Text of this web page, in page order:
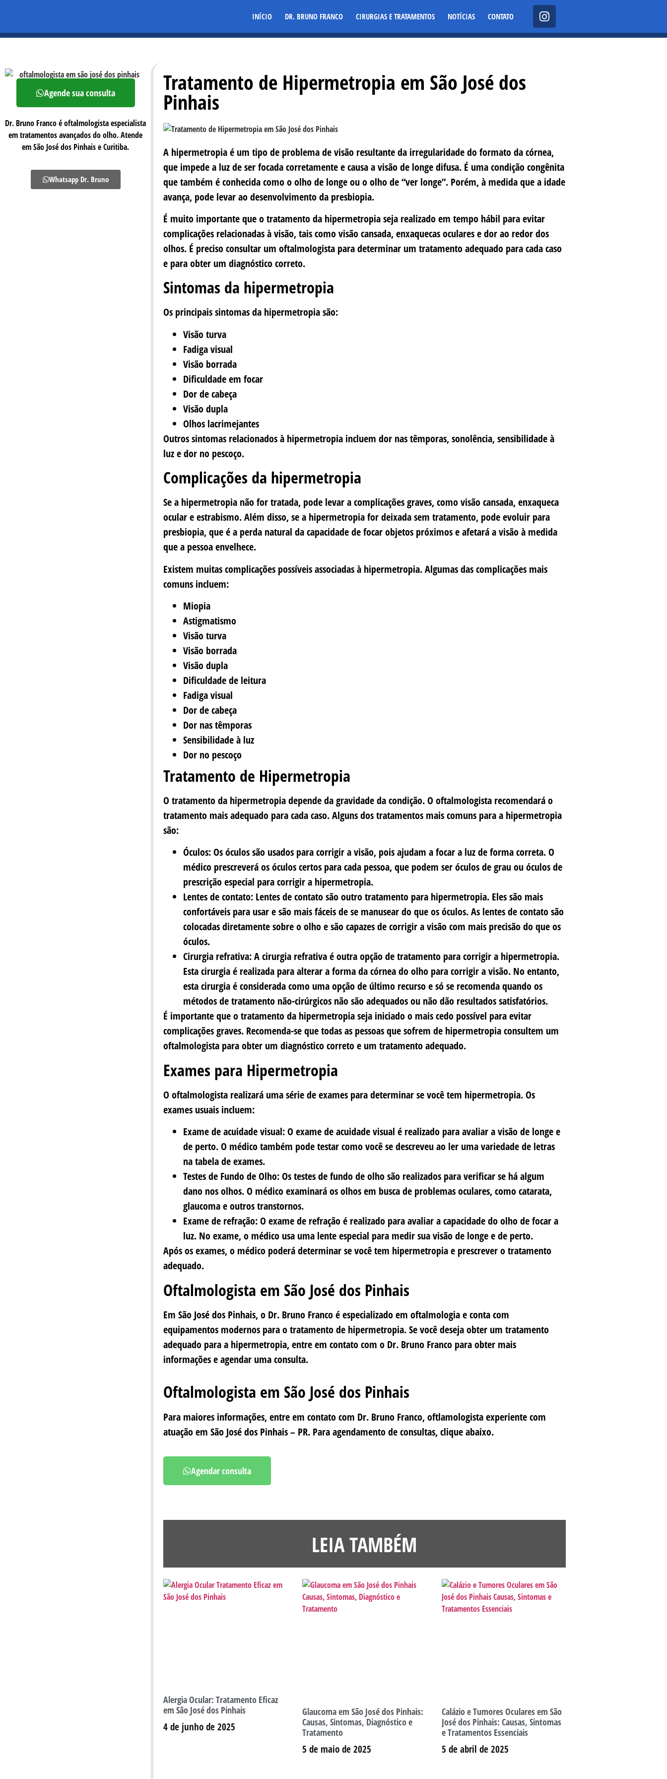
INÍCIO DR. BRUNO FRANCO CIRURGIAS E TRATAMENTOS NOTÍCIAS CONTATO
Agende sua consulta
Dr. Bruno Franco é oftalmologista especialista
em tratamentos avançados do olho. Atende
em São José dos Pinhais e Curitiba.
Whatsapp Dr. Bruno
Tratamento de Hipermetropia em São José dos
Pinhais
A hipermetropiaé um tipo de problema de visão resultante da irregularidade do formato da córnea,
que impede a luz de ser focada corretamente e causa a visão de longe difusa. É uma condição congênita
que também é conhecida como o olho de longe ou o olho de “ver longe”. Porém, à medida que a idade
avança, pode levar ao desenvolvimento da presbiopia.
É muito importante que o tratamento da hipermetropia seja realizado em tempo hábil para evitar
complicações relacionadas à visão, tais como visão cansada, enxaquecas oculares e dor ao redor dos
olhos. É preciso consultar um oftalmologista para determinar um tratamento adequado para cada caso
e para obter um diagnóstico correto.
Sintomas da hipermetropia
Os principais sintomas da hipermetropia são:
Visão turva
Fadiga visual
Visão borrada
Dificuldade em focar
Dor de cabeça
Visão dupla
Olhos lacrimejantes
Outros sintomas relacionados à hipermetropia incluem dor nas têmporas, sonolência, sensibilidade à
luz e dor no pescoço.
Complicações da hipermetropia
Se a hipermetropia não for tratada, pode levar a complicações graves, como visão cansada, enxaqueca
ocular e estrabismo. Além disso, se a hipermetropia for deixada sem tratamento, pode evoluir para
presbiopia, que é a perda natural da capacidade de focar objetos próximos e afetará a visão à medida
que a pessoa envelhece.
Existem muitas complicações possíveis associadas à hipermetropia. Algumas das complicações mais
comuns incluem:
Miopia
Astigmatismo
Visão turva
Visão borrada
Visão dupla
Dificuldade de leitura
Fadiga visual
Dor de cabeça
Dor nas têmporas
Sensibilidade à luz
Dor no pescoço
Tratamento de Hipermetropia
O tratamento da hipermetropia depende da gravidade da condição. O oftalmologista recomendará o
tratamento mais adequado para cada caso. Alguns dos tratamentos mais comuns para a hipermetropia
são:
Óculos: Os óculos são usados para corrigir a visão, pois ajudam a focar a luz de forma correta. O
médico prescreverá os óculos certos para cada pessoa, que podem ser óculos de grau ou óculos de
prescrição especial para corrigir a hipermetropia.
Lentes de contato: Lentes de contato são outro tratamento para hipermetropia. Eles são mais
confortáveis para usar e são mais fáceis de se manusear do que os óculos. As lentes de contato são
colocadas diretamente sobre o olho e são capazes de corrigir a visão com mais precisão do que os
óculos.
Cirurgia refrativa: A cirurgia refrativa é outra opção de tratamento para corrigir a hipermetropia.
Esta cirurgia é realizada para alterar a forma da córnea do olho para corrigir a visão. No entanto,
esta cirurgia é considerada como uma opção de último recurso e só se recomenda quando os
métodos de tratamento não-cirúrgicos não são adequados ou não dão resultados satisfatórios.
É importante que o tratamento da hipermetropia seja iniciado o mais cedo possível para evitar
complicações graves. Recomenda-se que todas as pessoas que sofrem de hipermetropia consultem um
oftalmologista para obter um diagnóstico correto e um tratamento adequado.
Exames para Hipermetropia
O oftalmologista realizará uma série de exames para determinar se você tem hipermetropia. Os
exames usuais incluem:
Exame de acuidade visual: O exame de acuidade visual é realizado para avaliar a visão de longe e
de perto. O médico também pode testar como você se descreveu ao ler uma variedade de letras
na tabela de exames.
Testes de Fundo de Olho: Os testes de fundo de olho são realizados para verificar se há algum
dano nos olhos. O médico examinará os olhos em busca de problemas oculares, como catarata,
glaucoma e outros transtornos.
Exame de refração: O exame de refração é realizado para avaliar a capacidade do olho de focar a
luz. No exame, o médico usa uma lente especial para medir sua visão de longe e de perto.
Após os exames, o médico poderá determinar se você tem hipermetropia e prescrever o tratamento
adequado.
Oftalmologista em São José dos Pinhais
Em São José dos Pinhais, o Dr. Bruno Franco é especializado em oftalmologia e conta com
equipamentos modernos para o tratamento de hipermetropia. Se você deseja obter um tratamento
adequado para a hipermetropia, entre em contato com o Dr. Bruno Franco para obter mais
informações e agendar uma consulta.
Oftalmologista em São José dos Pinhais
Para maiores informações, entre em contato com Dr. Bruno Franco, oftlamologista experiente com
atuação em São José dos Pinhais – PR. Para agendamento de consultas, clique abaixo.
Agendar consulta
LEIA TAMBÉM
Alergia Ocular: Tratamento Eficaz
em São José dos Pinhais
4 de junho de 2025
Glaucoma em São José dos Pinhais:
Causas, Sintomas, Diagnóstico e
Tratamento
5 de maio de 2025
Calázio e Tumores Oculares em São
José dos Pinhais: Causas, Sintomas
e Tratamentos Essenciais
5 de abril de 2025